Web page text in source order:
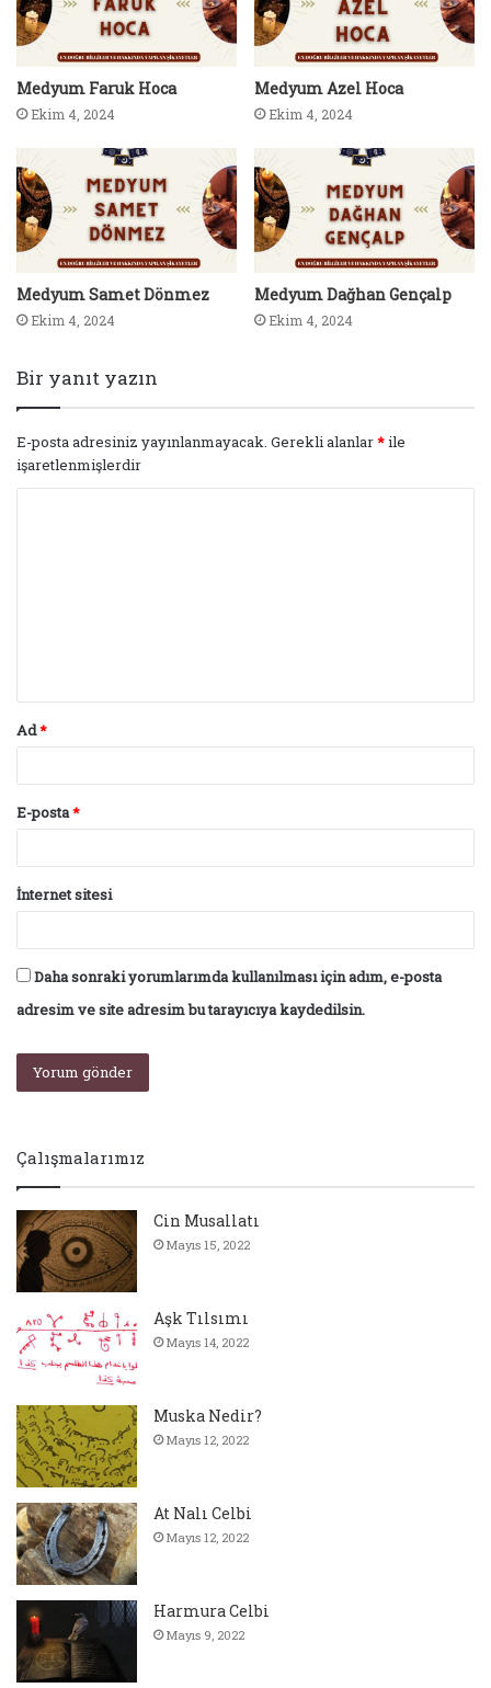
Medyum Faruk Hoca
Ekim 4, 2024
Medyum Azel Hoca
Ekim 4, 2024
Medyum Samet Dönmez
Ekim 4, 2024
Medyum Dağhan Gençalp
Ekim 4, 2024
Bir yanıt yazın
E-posta adresiniz yayınlanmayacak. Gerekli alanlar*ile
işaretlenmişlerdir
Ad*
E-posta*
İnternet sitesi
Daha sonraki yorumlarımda kullanılması için adım, e-posta
adresim ve site adresim bu tarayıcıya kaydedilsin.
Çalışmalarımız
Cin Musallatı
Mayıs 15, 2022
Aşk Tılsımı
Mayıs 14, 2022
Muska Nedir?
Mayıs 12, 2022
At Nalı Celbi
Mayıs 12, 2022
Harmura Celbi
Mayıs 9, 2022